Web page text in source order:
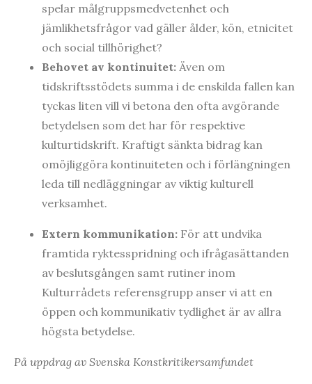
spelar målgruppsmedvetenhet och
jämlikhetsfrågor vad gäller ålder, kön, etnicitet
och social tillhörighet?
Behovet av kontinuitet: Även om
tidskriftsstödets summa i de enskilda fallen kan
tyckas liten vill vi betona den ofta avgörande
betydelsen som det har för respektive
kulturtidskrift. Kraftigt sänkta bidrag kan
omöjliggöra kontinuiteten och i förlängningen
leda till nedläggningar av viktig kulturell
verksamhet.
Extern kommunikation: För att undvika
framtida ryktesspridning och ifrågasättanden
av beslutsgången samt rutiner inom
Kulturrådets referensgrupp anser vi att en
öppen och kommunikativ tydlighet är av allra
högsta betydelse.
På uppdrag av Svenska Konstkritikersamfundet